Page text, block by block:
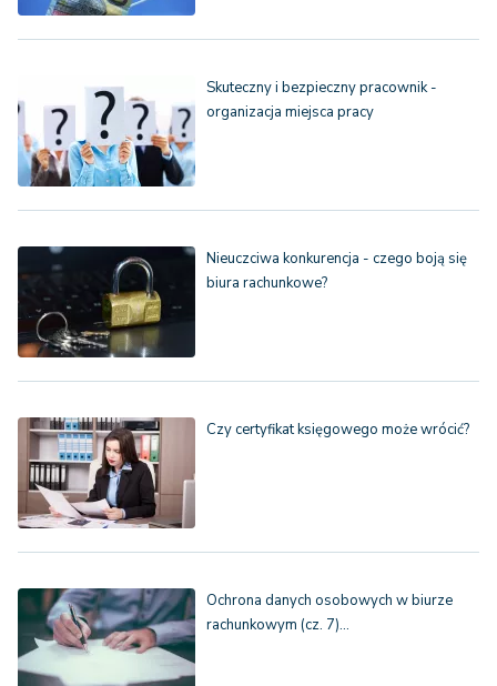
Skuteczny i bezpieczny pracownik -
organizacja miejsca pracy
Nieuczciwa konkurencja - czego boją się
biura rachunkowe?
Czy certyfikat księgowego może wrócić?
Ochrona danych osobowych w biurze
rachunkowym (cz. 7)…